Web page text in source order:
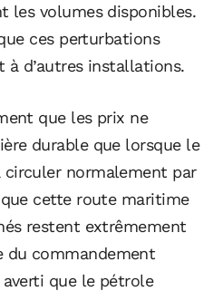
les volumes disponibles.
ces perturbations
à d’autres installations.
que les prix ne
durable que lorsque le
normalement par
cette route maritime
restent extrêmement
du commandement
que le pétrole